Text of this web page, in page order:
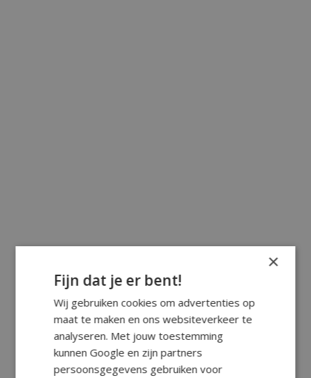
×
Fijn dat je er bent!
Wij gebruiken cookies om advertenties op
maat te maken en ons websiteverkeer te
analyseren. Met jouw toestemming
kunnen Google en zijn partners
persoonsgegevens gebruiken voor